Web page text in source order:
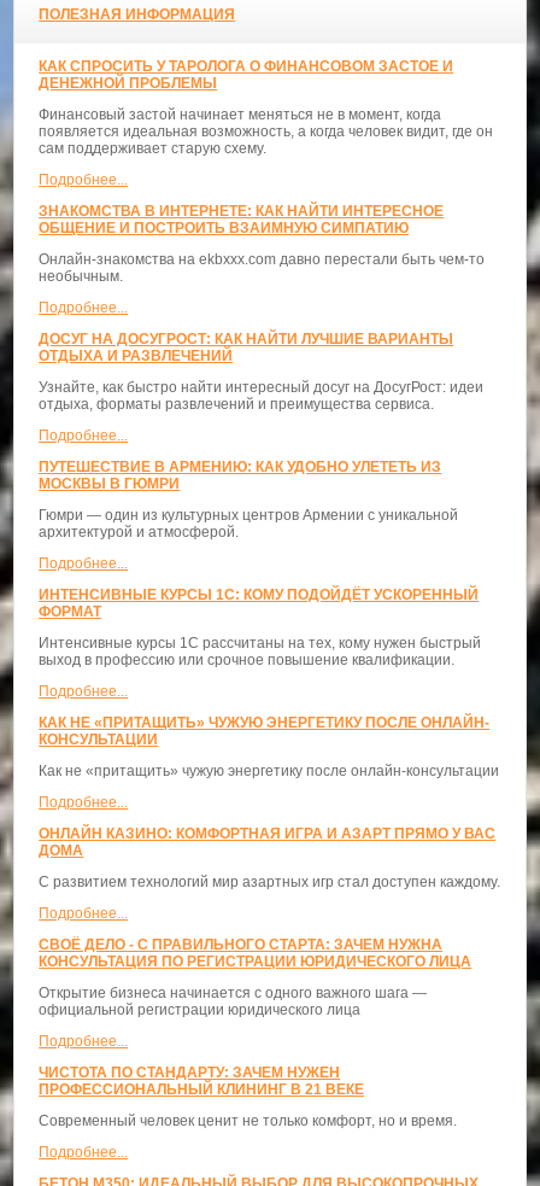
ПОЛЕЗНАЯ ИНФОРМАЦИЯ
КАК СПРОСИТЬ У ТАРОЛОГА О ФИНАНСОВОМ ЗАСТОЕ И
ДЕНЕЖНОЙ ПРОБЛЕМЫ
Финансовый застой начинает меняться не в момент, когда
появляется идеальная возможность, а когда человек видит, где он
сам поддерживает старую схему.
Подробнее...
ЗНАКОМСТВА В ИНТЕРНЕТЕ: КАК НАЙТИ ИНТЕРЕСНОЕ
ОБЩЕНИЕ И ПОСТРОИТЬ ВЗАИМНУЮ СИМПАТИЮ
Онлайн-знакомства на ekbxxx.com давно перестали быть чем-то
необычным.
Подробнее...
ДОСУГ НА ДОСУГРОСТ: КАК НАЙТИ ЛУЧШИЕ ВАРИАНТЫ
ОТДЫХА И РАЗВЛЕЧЕНИЙ
Узнайте, как быстро найти интересный досуг на ДосугРост: идеи
отдыха, форматы развлечений и преимущества сервиса.
Подробнее...
ПУТЕШЕСТВИЕ В АРМЕНИЮ: КАК УДОБНО УЛЕТЕТЬ ИЗ
МОСКВЫ В ГЮМРИ
Гюмри — один из культурных центров Армении с уникальной
архитектурой и атмосферой.
Подробнее...
ИНТЕНСИВНЫЕ КУРСЫ 1С: КОМУ ПОДОЙДЁТ УСКОРЕННЫЙ
ФОРМАТ
Интенсивные курсы 1С рассчитаны на тех, кому нужен быстрый
выход в профессию или срочное повышение квалификации.
Подробнее...
КАК НЕ «ПРИТАЩИТЬ» ЧУЖУЮ ЭНЕРГЕТИКУ ПОСЛЕ ОНЛАЙН-
КОНСУЛЬТАЦИИ
Как не «притащить» чужую энергетику после онлайн-консультации
Подробнее...
ОНЛАЙН КАЗИНО: КОМФОРТНАЯ ИГРА И АЗАРТ ПРЯМО У ВАС
ДОМА
С развитием технологий мир азартных игр стал доступен каждому.
Подробнее...
СВОЁ ДЕЛО - С ПРАВИЛЬНОГО СТАРТА: ЗАЧЕМ НУЖНА
КОНСУЛЬТАЦИЯ ПО РЕГИСТРАЦИИ ЮРИДИЧЕСКОГО ЛИЦА
Открытие бизнеса начинается с одного важного шага —
официальной регистрации юридического лица
Подробнее...
ЧИСТОТА ПО СТАНДАРТУ: ЗАЧЕМ НУЖЕН
ПРОФЕССИОНАЛЬНЫЙ КЛИНИНГ В 21 ВЕКЕ
Современный человек ценит не только комфорт, но и время.
Подробнее...